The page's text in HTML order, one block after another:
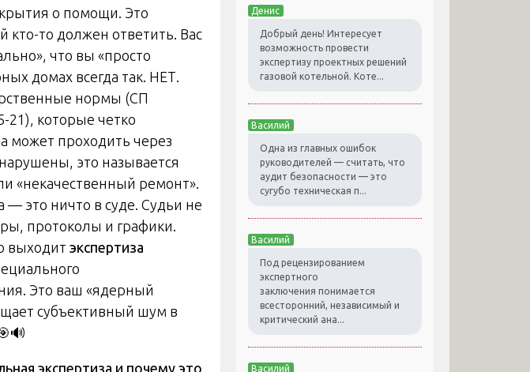
о помощи. Это
кто-то должен ответить. Вас
что вы «просто
домах всегда так. НЕТ.
нормы (СП
21), которые четко
может проходить через
это называется
«некачественный ремонт».
— это ничто в суде. Судьи не
протоколы и графики.
выходит экспертиза
Это ваш «ядерный
субъективный шум в
экспертиза и почему это
Денис
Добрый день! Интересует
возможность провести
экспертизу проектных решений
газовой котельной. Коте...
Василий
Одна из главных ошибок
руководителей — считать, что
аудит безопасности — это
сугубо техническая п...
Василий
Под рецензированием
экспертного
заключения понимается
всесторонний, независимый и
критический ана...
Василий